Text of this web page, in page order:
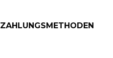
ZAHLUNGSMETHODEN